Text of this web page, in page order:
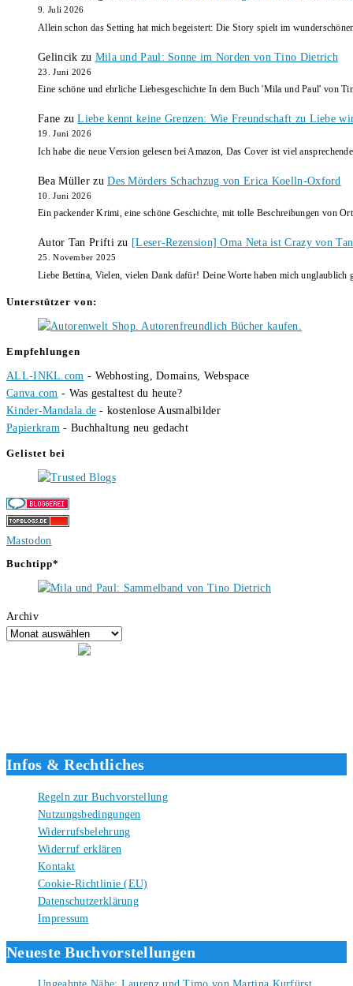
9. Juli 2026
Allein schon das Setting hat mich begeistert: Die Story spielt im
Gelincik zu Mila und Paul: Sonne im Norden von Tino Dietrich
23. Juni 2026
Eine schöne und ehrliche Liebesgeschichte In dem Buch 'Mila und Paul' von
Fane zuLiebe kennt keine Grenzen: Wie Freundschaft zu Liebe
19. Juni 2026
Ich habe die neue Version gelesen bei Amazon, Das Cover ist viel
Bea Müller zuDes Mörders Schachzug von Erica Koelln-Oxford
10. Juni 2026
Ein packender Krimi, eine schöne Geschichte, mit tolle Beschreibungen von
Autor Tan Priftizu [Leser-Rezension] Oma Neta ist Crazy von
25. November 2025
Liebe Bettina, Vielen, vielen Dank dafür! Deine Worte haben mich unglaublich
Unterstützer von:
Empfehlungen
ALL-INKL.com - Webhosting, Domains, Webspace
Canva.com - Was gestaltest du heute?
Kinder-Mandala.de - kostenlose Ausmalbilder
Papierkram - Buchhaltung neu gedacht
Gelistet bei
Mastodon
Buchtipp*
Archiv
Infos & Rechtliches
Regeln zur Buchvorstellung
Nutzungsbedingungen
Widerrufsbelehrung
Widerruf erklären
Kontakt
Cookie-Richtlinie (EU)
Datenschutzerklärung
Impressum
Neueste Buchvorstellungen